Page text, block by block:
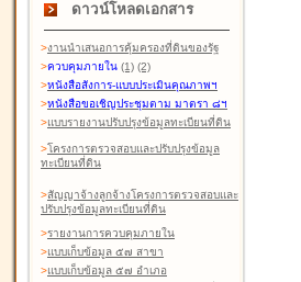
ดาวน์โหลดเอกสาร
>งานนำเสนอการคุ้มครองที่ดินของรัฐ
>ควบคุมภายใน (1) (2)
>หนังสือสังการ-แบบประเมินคุณภาพฯ
>หนังสือขอเชิญประชุมตาม มาตรา ๘ฯ
>แบบรายงานปรับปรุงข้อมูลทะเบียนที่ดิน
>โครงการตรวจสอบและปรับปรุงข้อมูล
ทะเบียนที่ดิน
>สัญญาจ้างลูกจ้างโครงการตรวจสอบและ
ปรับปรุงข้อมูลทะเบียนที่ดิน
>รายงานการควบคุมภายใน
>แบบเก็บข้อมูล ๕๗ สาขา
>แบบเก็บข้อมูล ๕๗ อำเภอ